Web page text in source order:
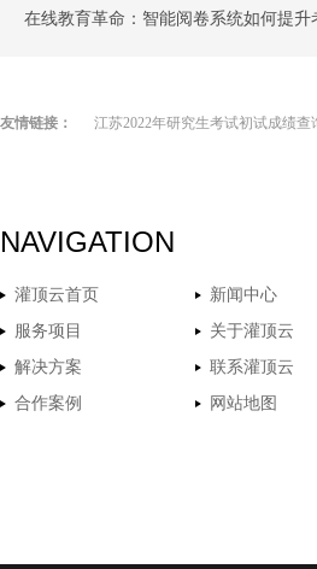
在线教育革命：智能阅卷系统如何提升
友情链接： 江苏2022年研究生考试初试成绩查
NAVIGATION
灌顶云首页
新闻中心
服务项目
关于灌顶云
解决方案
联系灌顶云
合作案例
网站地图